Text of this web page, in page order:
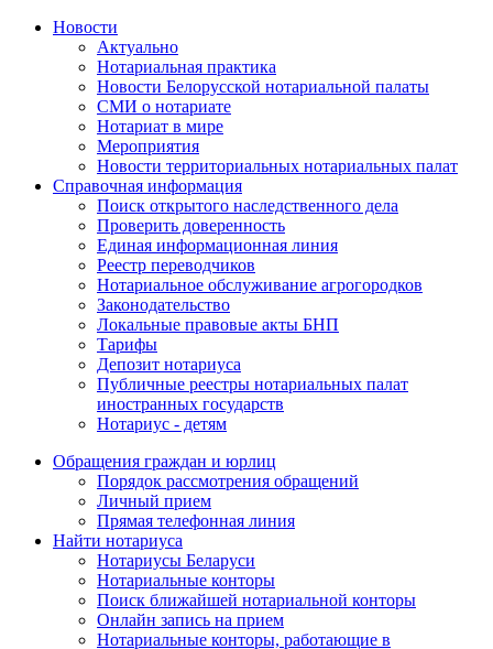
Новости
Актуально
Нотариальная практика
Новости Белорусской нотариальной палаты
СМИ о нотариате
Нотариат в мире
Мероприятия
Новости территориальных нотариальных палат
Справочная информация
Поиск открытого наследственного дела
Проверить доверенность
Единая информационная линия
Реестр переводчиков
Нотариальное обслуживание агрогородков
Законодательство
Локальные правовые акты БНП
Тарифы
Депозит нотариуса
Публичные реестры нотариальных палат
иностранных государств
Нотариус - детям
Обращения граждан и юрлиц
Порядок рассмотрения обращений
Личный прием
Прямая телефонная линия
Найти нотариуса
Нотариусы Беларуси
Нотариальные конторы
Поиск ближайшей нотариальной конторы
Онлайн запись на прием
Нотариальные конторы, работающие в